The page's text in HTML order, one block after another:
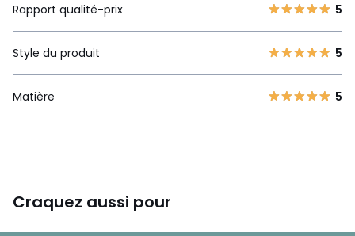
Rapport qualité-prix
5
Style du produit 5
Matière 5
Craquez aussi pour